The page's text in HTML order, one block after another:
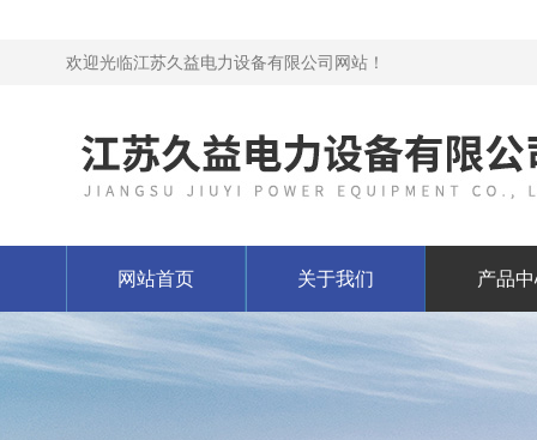
欢迎光临江苏久益电力设备有限公司网站！
网站首页 关于我们 产品